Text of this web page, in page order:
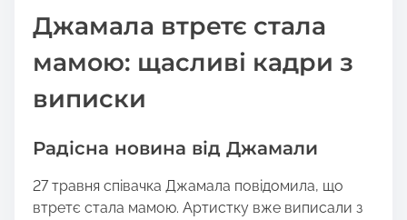
i
p
o
o
n
:
Джамала втретє стала
мамою: щасливі кадри з
виписки
Радісна новина від Джамали
27 травня співачка Джамала повідомила, що
втретє стала мамою. Артистку вже виписали з